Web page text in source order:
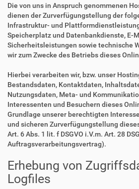
Die von uns in Anspruch genommenen
dienen der Zurverfügungstellung der
Infrastruktur- und
Speicherplatz und Datenbankdienste, E-
Sicherheitsleistungen sowie technische
wir zum Zwecke des Betriebs dieses
Hierbei verarbeiten wir, bzw. unser
Bestandsdaten, Kontaktdaten,
Nutzungsdaten, Meta- und
Interessenten und Besuchern dieses
Grundlage unserer berechtigten
und sicheren Zurverfügungstellung
Art. 6 Abs. 1 lit. f DSGVO i.V.m. Art. 28
Auftragsverarbeitungsvertrag).
Erhebung von
Logfiles